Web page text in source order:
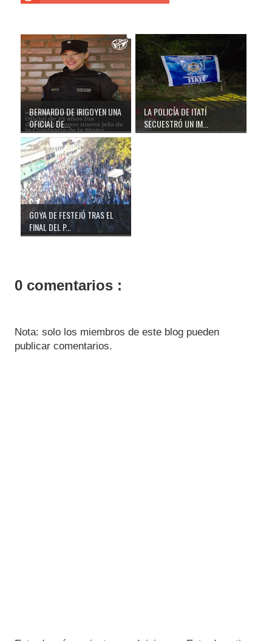
BERNARDO DE IRIGOYEN UNA
OFICIAL DE...
LA POLICÍA DE ITATÍ
SECUESTRÓ UN IM...
GOYA DE FESTEJÓ TRAS EL
FINAL DEL P...
0 comentarios :
Nota: solo los miembros de este blog pueden
publicar comentarios.